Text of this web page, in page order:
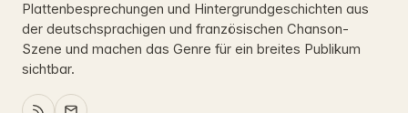
Plattenbesprechungen und Hintergrundgeschichten aus
der deutschsprachigen und französischen Chanson-
Szene und machen das Genre für ein breites Publikum
sichtbar.